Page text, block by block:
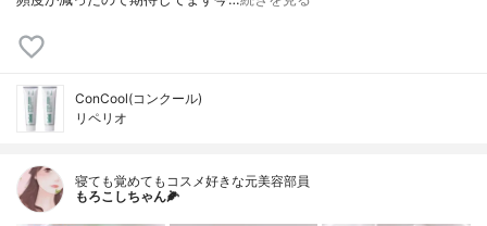
ConCool(コンクール)
リペリオ
寝ても覚めてもコスメ好きな元美容部員
もろこしちゃん🌽